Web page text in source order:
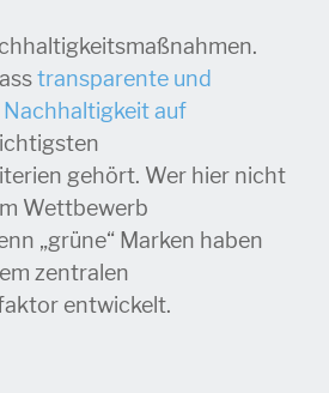
transparente und
auf
gehört. Wer hier nicht
Wettbewerb
„grüne“ Marken haben
zentralen
entwickelt.